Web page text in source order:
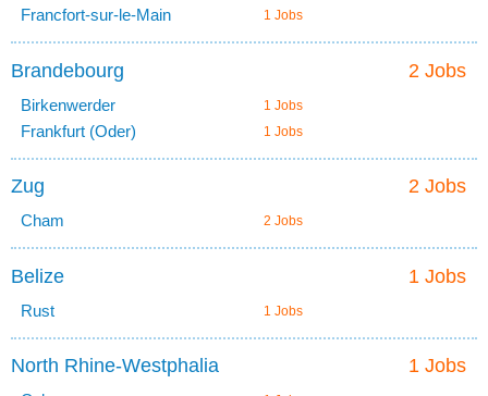
Francfort-sur-le-Main 1 Jobs
2 Jobs
Brandebourg
Birkenwerder 1 Jobs
Frankfurt (Oder) 1 Jobs
2 Jobs
Zug
Cham 2 Jobs
1 Jobs
Belize
Rust 1 Jobs
1 Jobs
North Rhine-Westphalia